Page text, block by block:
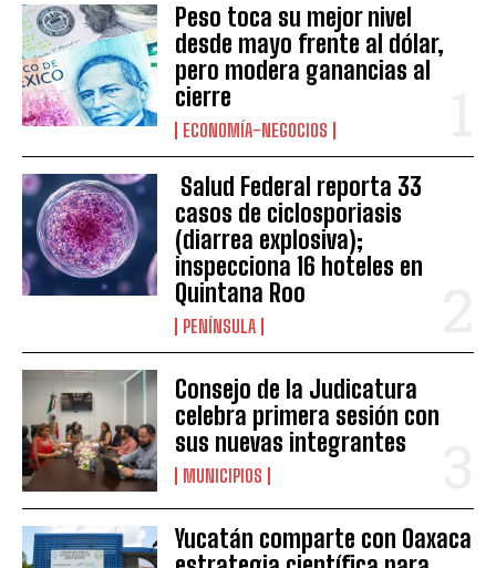
Peso toca su mejor nivel
desde mayo frente al dólar,
pero modera ganancias al
cierre
ECONOMÍA-NEGOCIOS
Salud Federal reporta 33
casos de ciclosporiasis
(diarrea explosiva);
inspecciona 16 hoteles en
Quintana Roo
PENÍNSULA
Consejo de la Judicatura
celebra primera sesión con
sus nuevas integrantes
MUNICIPIOS
Yucatán comparte con Oaxaca